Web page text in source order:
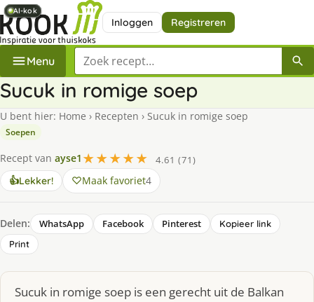
Inloggen Registreren
Menu Zoek een recept
Sucuk in romige soep
U bent hier: Home › Recepten › Sucuk in romige soep
Soepen
Recept van ayse1 ★★★★★
4.61 (71)
👍Lekker! Maak favoriet4
Delen: WhatsApp Facebook Pinterest
Kopieer link
Print
Sucuk in romige soep is een gerecht uit de Balkan
AI-kok
AI-kok
AI-kok
AI-kok